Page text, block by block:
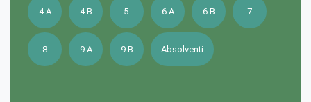
4.A 4.B 5. 6.A 6.B 7
8 9.A 9.B Absolventi